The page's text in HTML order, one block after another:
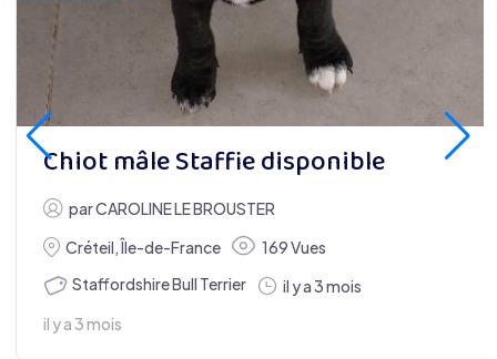
Chiot mâle Staffie disponible
parCAROLINE LE BROUSTER
Créteil,Île-de-France
169 Vues
Staffordshire Bull Terrier
il y a 3 mois
il y a 3 mois